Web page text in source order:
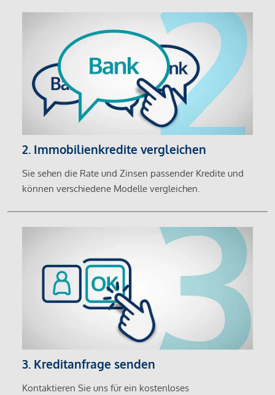
2. Immobilienkredite vergleichen
Sie sehen die Rate und Zinsen passender Kredite und
können verschiedene Modelle vergleichen.
3. Kreditanfrage senden
Kontaktieren Sie uns für ein kostenloses